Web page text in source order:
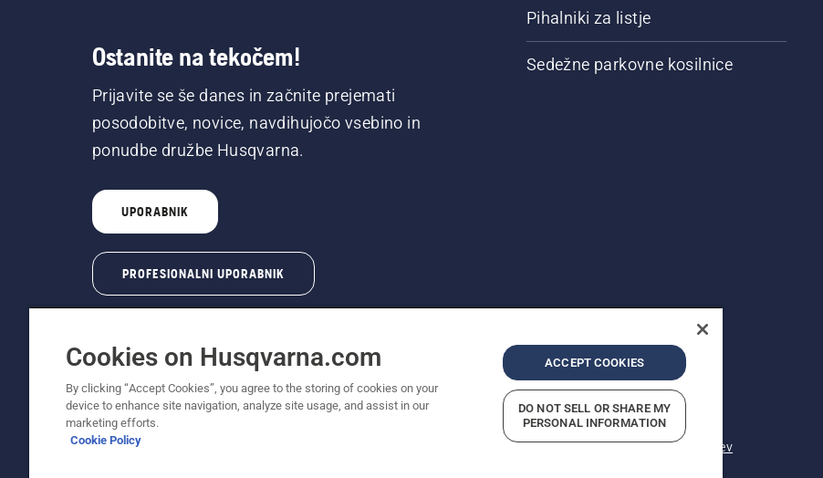
Ostanite na tekočem!
Prijavite se še danes in začnite prejemati
posodobitve, novice, navdihujočo vsebino in
ponudbe družbe Husqvarna.
UPORABNIK
PROFESIONALNI UPORABNIK
Pihalniki za listje
Sedežne parkovne kosilnice
© Husqvarna AB (obj). Vse pravice pridržane. Prikazane so priporočene maloprodajne cene.
Pravilnik o uporabi piškotkov Vizitka podjetja Prijavite sume kršitev
Cookies on Husqvarna.com
By clicking “Accept Cookies”, you agree to the storing of cookies on your
device to enhance site navigation, analyze site usage, and assist in our
marketing efforts.
Cookie Policy
ACCEPT COOKIES
DO NOT SELL OR SHARE MY
PERSONAL INFORMATION